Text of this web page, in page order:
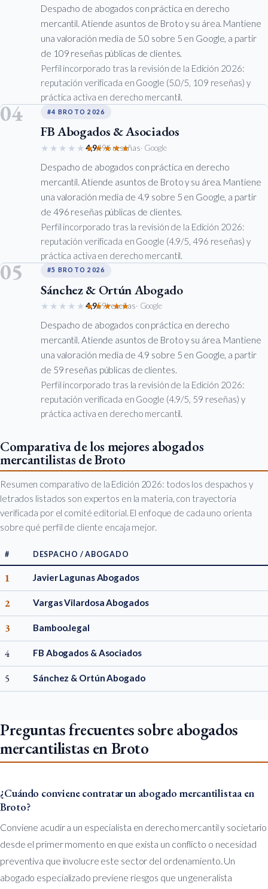
Despacho de abogados con práctica en derecho
mercantil. Atiende asuntos de Broto y su área. Mantiene
una valoración media de 5.0 sobre 5 en Google, a partir
de 109 reseñas públicas de clientes.
Perfil incorporado tras la revisión de la Edición 2026:
reputación verificada en Google (5.0/5, 109 reseñas) y
práctica activa en derecho mercantil.
04 #4 BROTO 2026
FB Abogados & Asociados
★★★★★★★★★★
4,9496 reseñas· Google
Despacho de abogados con práctica en derecho
mercantil. Atiende asuntos de Broto y su área. Mantiene
una valoración media de 4.9 sobre 5 en Google, a partir
de 496 reseñas públicas de clientes.
Perfil incorporado tras la revisión de la Edición 2026:
reputación verificada en Google (4.9/5, 496 reseñas) y
práctica activa en derecho mercantil.
05 #5 BROTO 2026
Sánchez & Ortún Abogado
★★★★★★★★★★
4,959 reseñas· Google
Despacho de abogados con práctica en derecho
mercantil. Atiende asuntos de Broto y su área. Mantiene
una valoración media de 4.9 sobre 5 en Google, a partir
de 59 reseñas públicas de clientes.
Perfil incorporado tras la revisión de la Edición 2026:
reputación verificada en Google (4.9/5, 59 reseñas) y
práctica activa en derecho mercantil.
Comparativa de los mejores abogados
mercantilistas de Broto
Resumen comparativo de la Edición 2026: todos los despachos y
letrados listados son expertos en la materia, con trayectoria
verificada por el comité editorial. El enfoque de cada uno orienta
sobre qué perfil de cliente encaja mejor.
# DESPACHO / ABOGADO
1 Javier Lagunas Abogados
2 Vargas Vilardosa Abogados
3 Bamboo.legal
4 FB Abogados & Asociados
5 Sánchez & Ortún Abogado
Preguntas frecuentes sobre abogados
mercantilistas en Broto
¿Cuándo conviene contratar un abogado mercantilistaa en
Broto?
Conviene acudir a un especialista en derecho mercantil y societario
desde el primer momento en que exista un conflicto o necesidad
preventiva que involucre este sector del ordenamiento. Un
abogado especializado previene riesgos que un generalista